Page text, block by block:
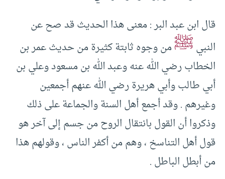
قال ابن عبد البر : معنى هذا الحديث قد صح عن
النبيﷺمن وجوه ثابتة كثيرة من حديث عمر بن
الخطاب رضي الله عنه وعبد الله بن مسعود وعلي بن
أبي طالب وأبي هريرة رضي الله عنهم أجمعين
وغيرهم . وقد أجمع أهل السنة والجماعة على ذلك
وذكروا أن القول بانتقال الروح من جسم إلى آخر هو
قول أهل التناسخ ، وهم من أكفر الناس ، وقولهم هذا
من أبطل الباطل .